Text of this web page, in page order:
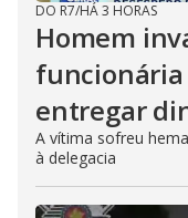
DO R7/HÁ 3 HORAS
Homem
funcionária
entregar
A vítima sofreu
à delegacia